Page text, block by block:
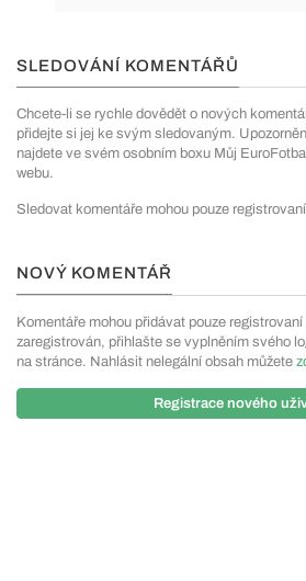
SLEDOVÁNÍ KOMENTÁŘŮ
Chcete-li se rychle dovědět o nových
přidejte si jej ke svým sledovaným.
najdete ve svém osobním boxu Můj
webu.
Sledovat komentáře mohou pouze
NOVÝ KOMENTÁŘ
Komentáře mohou přidávat pouze
zaregistrován, přihlašte se vyplněním svého
na stránce. Nahlásit nelegální obsah můžete
Registrace nového